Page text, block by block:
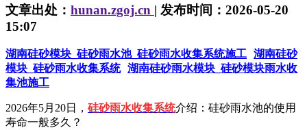
文章出处： hunan.zgoj.cn | 发布时间：2026-05-20
15:07
湖南硅砂模块_硅砂雨水池_硅砂雨水收集系统施工 湖南硅砂
模块_硅砂雨水收集系统 湖南硅砂雨水模块_硅砂模块雨水收
集池施工
2026年5月20日， 硅砂雨水收集系统介绍：硅砂雨水池的使用
寿命一般多久？